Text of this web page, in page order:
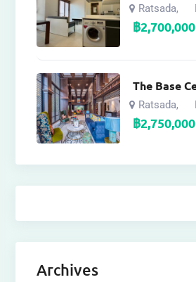
Ratsada,
฿2,700,000
The Base
Ratsada,
฿2,750,000
Archives